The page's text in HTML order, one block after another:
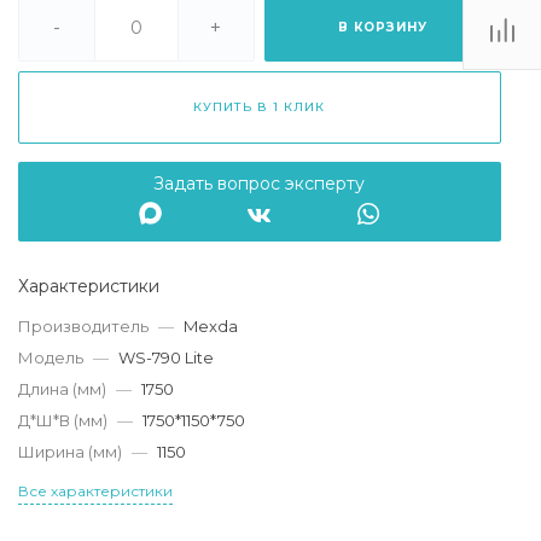
- + В КОРЗИНУ
КУПИТЬ В 1 КЛИК
Задать вопрос эксперту
Характеристики
Производитель — Mexda
Модель — WS-790 Lite
Длина (мм) — 1750
Д*Ш*В (мм) — 1750*1150*750
Ширина (мм) — 1150
Все характеристики